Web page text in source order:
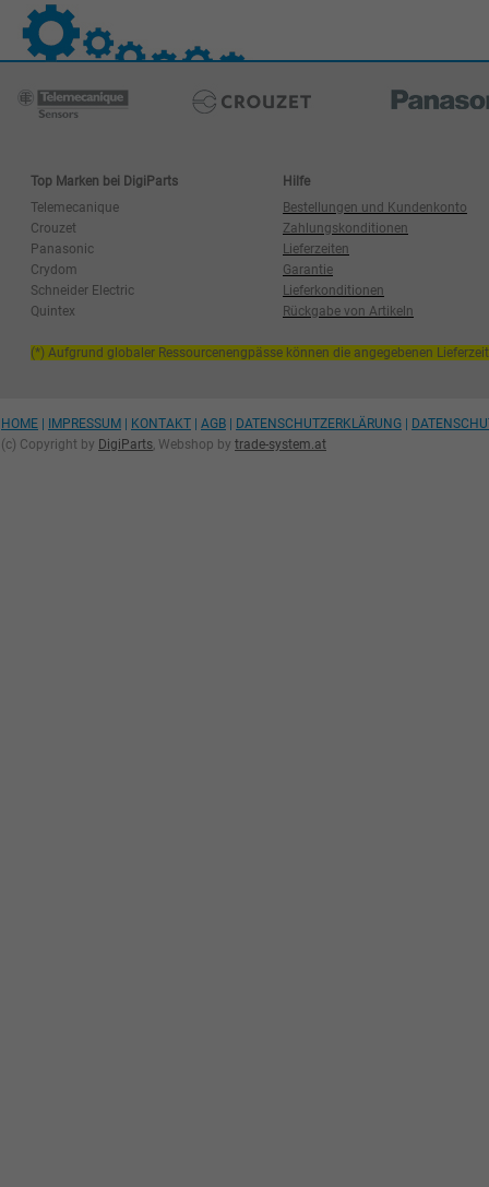
Top Marken bei DigiParts
Hilfe
Telemecanique
Bestellungen und Kundenkonto
Crouzet
Zahlungskonditionen
Panasonic
Lieferzeiten
Crydom
Garantie
Schneider Electric
Lieferkonditionen
Quintex
Rückgabe von Artikeln
(*) Aufgrund globaler Ressourcenengpässe können die angegebenen
HOME IMPRESSUM KONTAKT AGB DATENSCHUTZERKLÄRUNG
(c) Copyright by DigiParts, Webshop by trade-system.at